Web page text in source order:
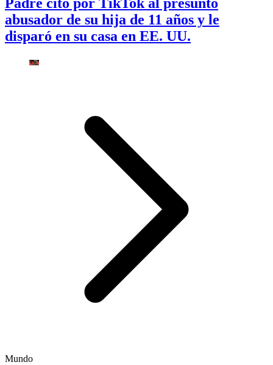
abusador de su hija de 11 años y le
disparó en su casa en EE. UU.
Mundo